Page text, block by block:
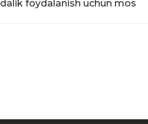
foydalanish uchun mos